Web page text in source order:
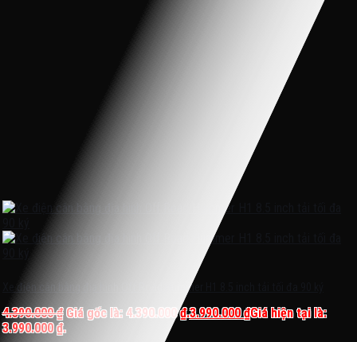
Xe điện cân bằng địa hình Off Road Hummer H1 8.5 inch tải tối đa 90 ký
4.390.000₫ Giá gốc là: 4.390.000 ₫.3.990.000₫Giá hiện tại là:
3.990.000 ₫.